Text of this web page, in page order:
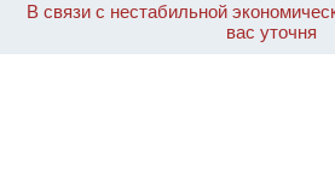
В связи с нестабильной
вас уточня